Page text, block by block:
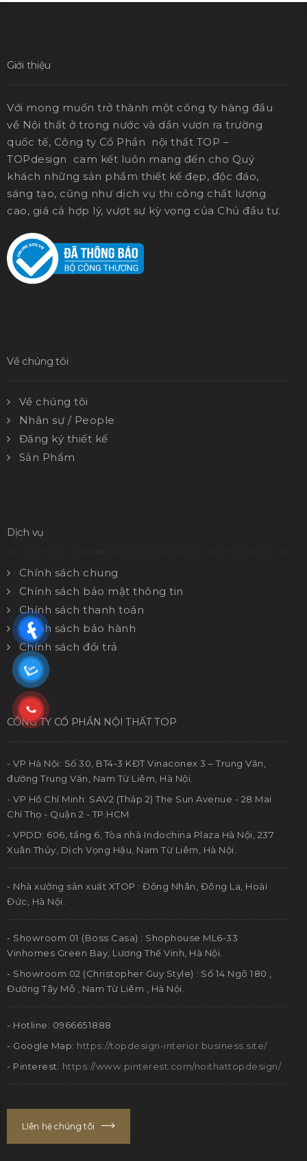
Giới thiệu
Với mong muốn trở thành một công ty hàng đầu
về Nội thất ở trong nước và dần vươn ra trường
quốc tế, Công ty Cổ Phần nội thất TOP –
TOPdesign cam kết luôn mang đến cho Quý
khách những sản phẩm thiết kế đẹp, độc đáo,
sáng tạo, cũng như dịch vụ thi công chất lượng
cao, giá cả hợp lý, vượt sự kỳ vọng của Chủ đầu tư.
Về chúng tôi
Về chúng tôi
Nhân sự / People
Đăng ký thiết kế
Sản Phẩm
Dịch vụ
Chính sách chung
Chính sách bảo mật thông tin
Chính sách thanh toán
Chính sách bảo hành
Chính sách đổi trả
CÔNG TY CỔ PHẦN NỘI THẤT TOP
- VP Hà Nội: Số 30, BT4-3 KĐT Vinaconex 3 – Trung Văn,
đường Trung Văn, Nam Từ Liêm, Hà Nội.
- VP Hồ Chí Minh: SAV2 (Tháp 2) The Sun Avenue - 28 Mai
Chí Thọ - Quận 2 - TP.HCM
- VPDD: 606, tầng 6, Tòa nhà Indochina Plaza Hà Nội, 237
Xuân Thủy, Dịch Vọng Hậu, Nam Từ Liêm, Hà Nội.
- Nhà xưởng sản xuất XTOP : Đồng Nhân, Đông La, Hoài
Đức, Hà Nội.
- Showroom 01 (Boss Casa) : Shophouse ML6-33
Vinhomes Green Bay, Lương Thế Vinh, Hà Nội.
- Showroom 02 (Christopher Guy Style) : Số 14 Ngõ 180 ,
Đường Tây Mỗ , Nam Từ Liêm , Hà Nội.
- Hotline: 0966651888
- Google Map: https://topdesign-interior.business.site/
- Pinterest: https://www.pinterest.com/noithattopdesign/
LIên hệ chúng tôi